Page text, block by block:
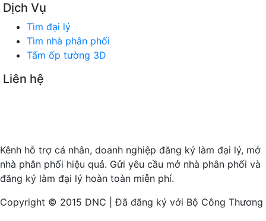
Dịch Vụ
Tìm đại lý
Tìm nhà phân phối
Tấm ốp tường 3D
Liên hệ
Kênh hỗ trợ cá nhân, doanh nghiệp đăng ký làm đại lý, mở
nhà phân phối hiệu quả. Gửi yêu cầu mở nhà phân phối và
đăng ký làm đại lý hoàn toàn miễn phí.
Copyright © 2015 DNC | Đã đăng ký với Bộ Công Thương